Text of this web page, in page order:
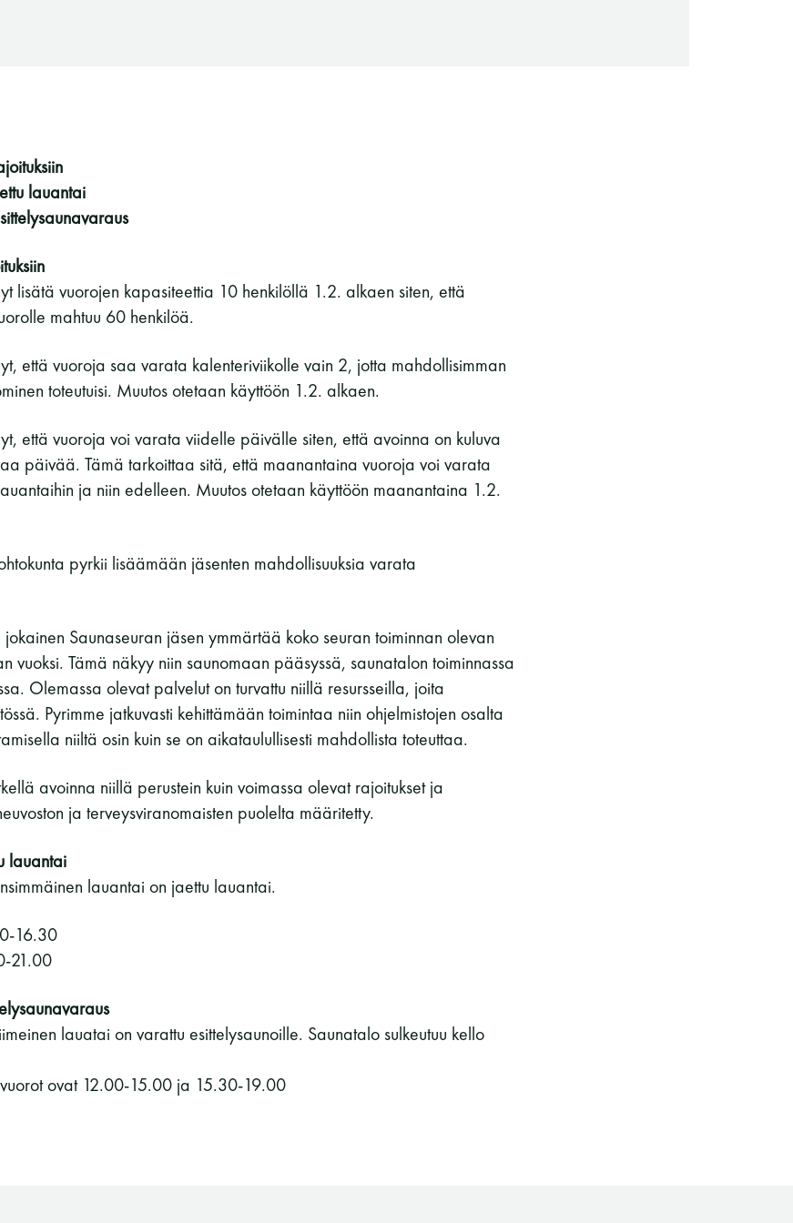
Suomen Saunaseura ry
Kahvio/kassa 050 372 4167
(saunojen aukioloaikana)
Tietosuojaseloste
perustana on toisten saunarauhan
kunnioittaminen. Seura vaalii
saunakulttuuria ja pyrkii kehittämään
lauantai
lisätä vuorojen kapasiteettia 10 henkilöllä 1.2. alkaen siten, että
mahtuu 60 henkilöä.
että vuoroja saa varata kalenteriviikolle vain 2, jotta mahdollisimman
toteutuisi. Muutos otetaan käyttöön 1.2. alkaen.
että vuoroja voi varata viidelle päivälle siten, että avoinna on kuluva
päivää. Tämä tarkoittaa sitä, että maanantaina vuoroja voi varata
ja niin edelleen. Muutos otetaan käyttöön maanantaina 1.2.
pyrkii lisäämään jäsenten mahdollisuuksia varata
jokainen Saunaseuran jäsen ymmärtää koko seuran toiminnan olevan
vuoksi. Tämä näkyy niin saunomaan pääsyssä, saunatalon toiminnassa
Olemassa olevat palvelut on turvattu niillä resursseilla, joita
Pyrimme jatkuvasti kehittämään toimintaa niin ohjelmistojen osalta
niiltä osin kuin se on aikataulullisesti mahdollista toteuttaa.
avoinna niillä perustein kuin voimassa olevat rajoitukset ja
ja terveysviranomaisten puolelta määritetty.
lauantai
lauantai on jaettu lauantai.
16.30
21.00
lauatai on varattu esittelysaunoille. Saunatalo sulkeutuu kello
ovat 12.00-15.00 ja 15.30-19.00